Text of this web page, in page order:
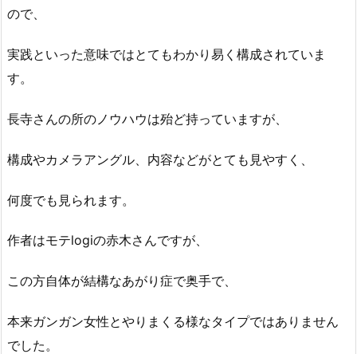
ので、
実践といった意味ではとてもわかり易く構成されていま
す。
長寺さんの所のノウハウは殆ど持っていますが、
構成やカメラアングル、内容などがとても見やすく、
何度でも見られます。
作者はモテlogiの赤木さんですが、
この方自体が結構なあがり症で奥手で、
本来ガンガン女性とやりまくる様なタイプではありません
でした。